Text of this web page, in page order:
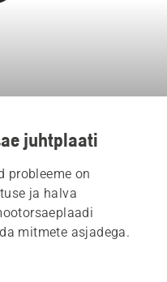
juhtplaati
probleeme on
ja halva
mitmete asjadega.